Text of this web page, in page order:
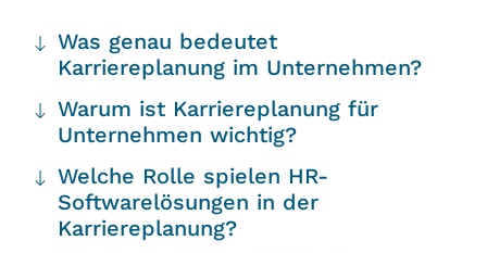
Was genau bedeutet
Karriereplanung im Unternehmen?
Warum ist Karriereplanung für
Unternehmen wichtig?
Welche Rolle spielen HR-
Softwarelösungen in der
Karriereplanung?